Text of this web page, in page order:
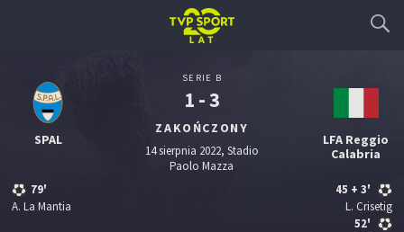
SPAL
79'
A. La Mantia
SERIE B
1 - 3
ZAKOŃCZONY
14 sierpnia 2022, Stadio
Paolo Mazza
LFA Reggio
Calabria
45 + 3'
L. Crisetig
52'